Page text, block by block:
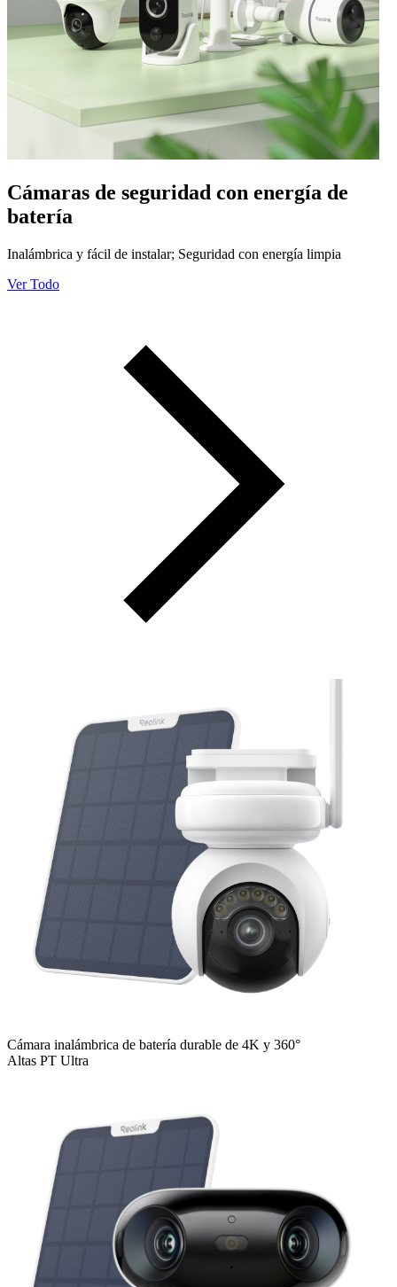
Cámaras de seguridad con energía de
batería
Inalámbrica y fácil de instalar; Seguridad con energía limpia
Ver Todo
Cámara inalámbrica de batería durable de 4K y 360°
Altas PT Ultra